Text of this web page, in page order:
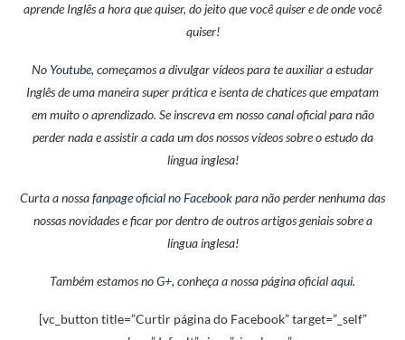
aprende Inglês a hora que quiser, do jeito que você quiser e de onde você
quiser!
No Youtube, começamos a divulgar vídeos para te auxiliar a estudar
Inglês de uma maneira super prática e isenta de chatices que empatam
em muito o aprendizado. Se inscreva em nosso canal oficial para não
perder nada e assistir a cada um dos nossos vídeos sobre o estudo da
língua inglesa!
Curta a nossafanpage oficial no Facebookpara não perder nenhuma das
nossas novidades e ficar por dentro de outros artigos geniais sobre a
língua inglesa!
Também estamos noG+, conheça a nossa página oficialaqui.
[vc_button title=”Curtir página do Facebook” target=”_self”